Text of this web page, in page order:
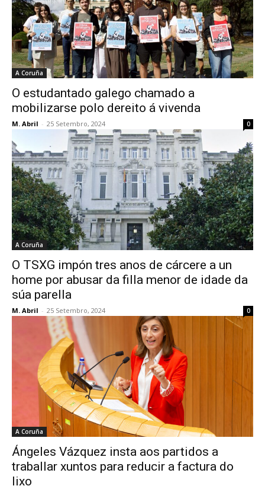
A Coruña
O estudantado galego chamado a
mobilizarse polo dereito á vivenda
M. Abril - 25 Setembro, 2024 0
A Coruña
O TSXG impón tres anos de cárcere a un
home por abusar da filla menor de idade da
súa parella
M. Abril - 25 Setembro, 2024 0
A Coruña
Ángeles Vázquez insta aos partidos a
traballar xuntos para reducir a factura do
lixo